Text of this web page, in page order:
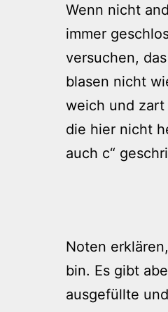
Wenn nicht
immer
versuchen,
blasen nicht
weich und
die hier nicht
auch c“
Noten
bin. Es gibt
ausgefüllte